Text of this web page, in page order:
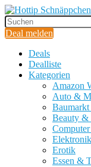
Deal melden
Deals
Dealliste
Kategorien
Amazon
Auto &
Beauty &
Elektronik
Erotik
Essen &